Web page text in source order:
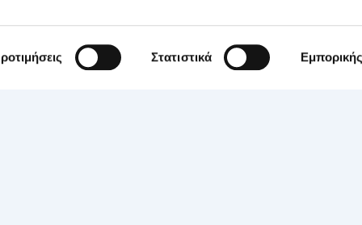
Στατιστικά
αποψυγμένα ωάρια για γονιμοποίηση ή αν
μέθοδο γονιμοποίησης.